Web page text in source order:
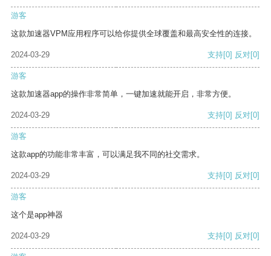
游客
这款加速器VPM应用程序可以给你提供全球覆盖和最高安全性的连接。
2024-03-29 支持[0] 反对[0]
游客
这款加速器app的操作非常简单，一键加速就能开启，非常方便。
2024-03-29 支持[0] 反对[0]
游客
这款app的功能非常丰富，可以满足我不同的社交需求。
2024-03-29 支持[0] 反对[0]
游客
这个是app神器
2024-03-29 支持[0] 反对[0]